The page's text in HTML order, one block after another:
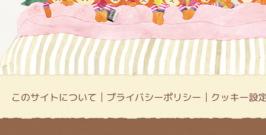
このサイトについて プライバシーポリシー クッキー設